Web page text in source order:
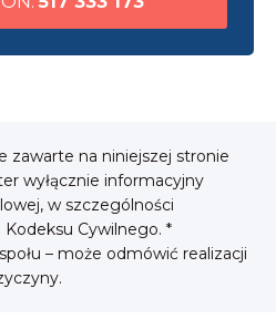
zawarte na niniejszej stronie
wyłącznie informacyjny
w szczególności
Cywilnego. *
– może odmówić realizacji